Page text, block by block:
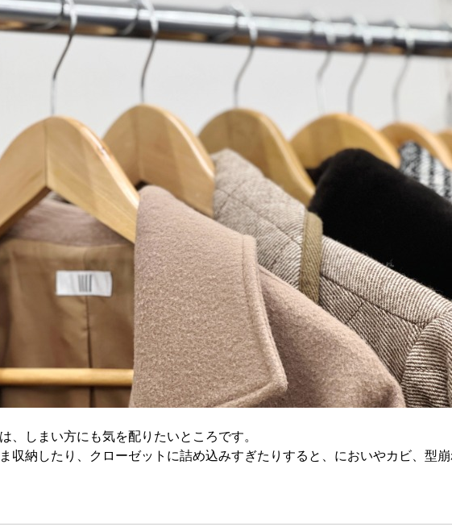
、しまい方にも気を配りたいところです。
収納したり、クローゼットに詰め込みすぎたりすると、においやカビ、型